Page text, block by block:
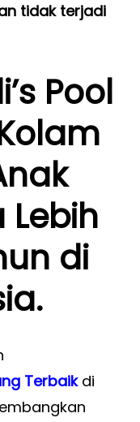
tidak terjadi
Pool
di
Terbaik di